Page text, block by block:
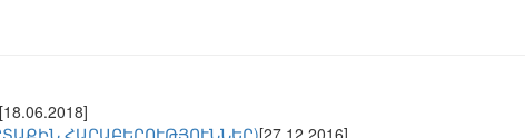
[18.06.2018]